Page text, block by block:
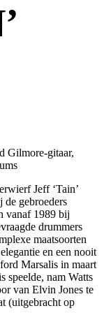
Gilmore-gitaar,
Jeff ‘Tain’
de gebroeders
vanaf 1989 bij
drummers
maatsoorten
en een nooit
Marsalis in maart
speelde, nam Watts
van Elvin Jones te
(uitgebracht op